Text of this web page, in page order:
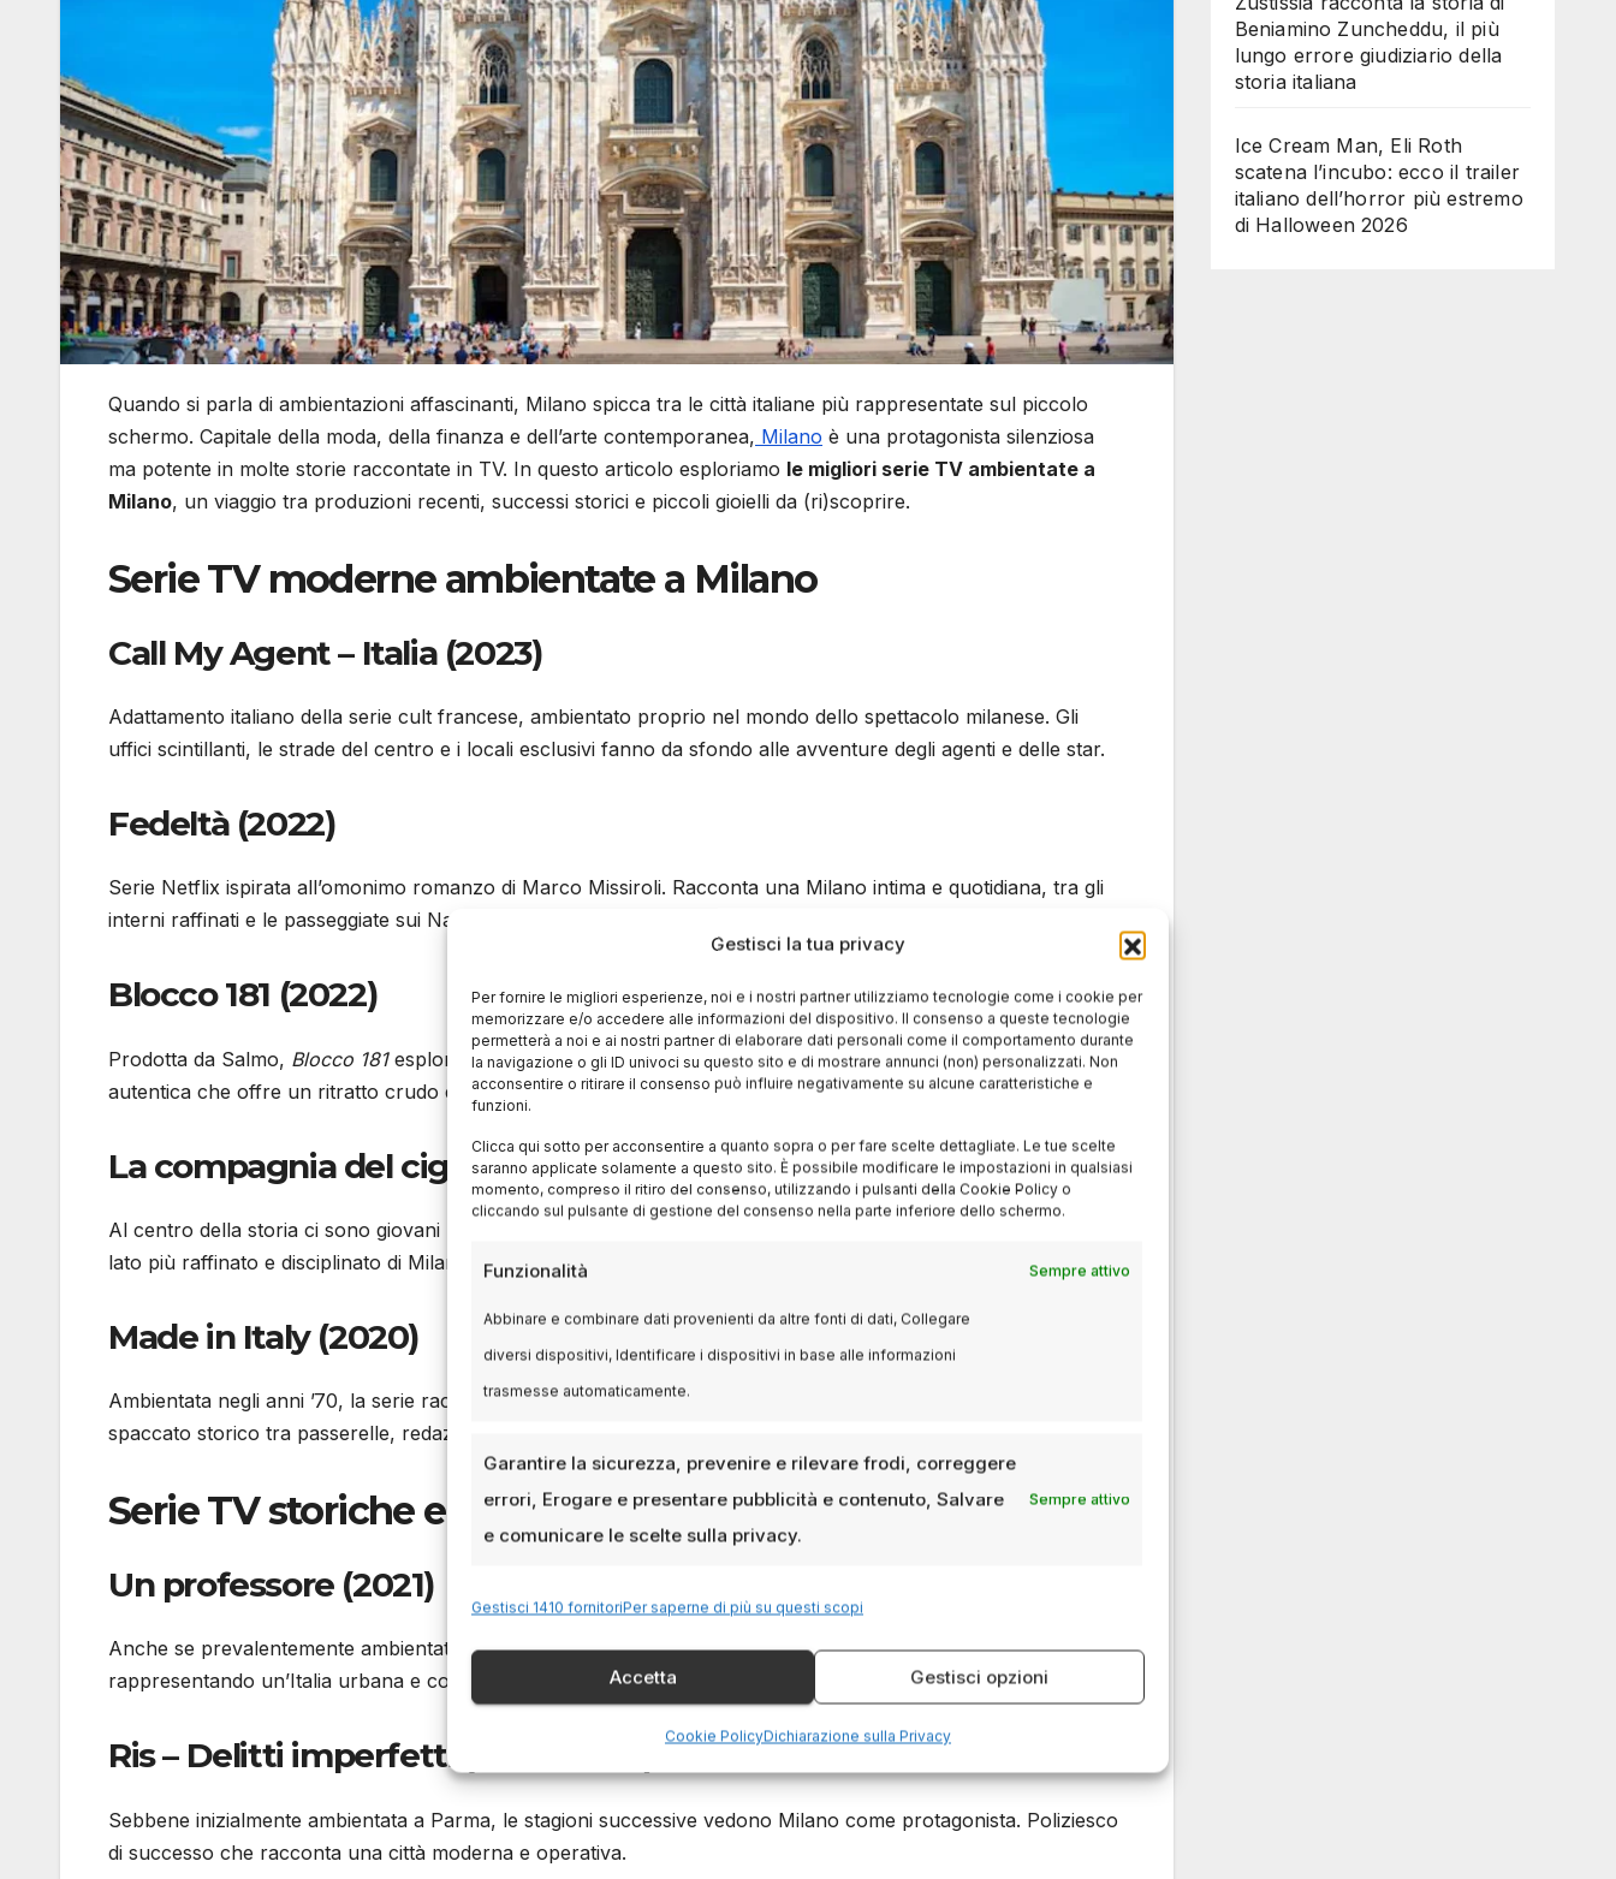
Gestisci la tua privacy
Per fornire le migliori esperienze, noi e i nostri partner utilizziamo tecnologie come i cookie per
memorizzare e/o accedere alle informazioni del dispositivo. Il consenso a queste tecnologie
permetterà a noi e ai nostri partner di elaborare dati personali come il comportamento durante
la navigazione o gli ID univoci su questo sito e di mostrare annunci (non) personalizzati. Non
acconsentire o ritirare il consenso può influire negativamente su alcune caratteristiche e
funzioni.
Clicca qui sotto per acconsentire a quanto sopra o per fare scelte dettagliate. Le tue scelte
saranno applicate solamente a questo sito. È possibile modificare le impostazioni in qualsiasi
momento, compreso il ritiro del consenso, utilizzando i pulsanti della Cookie Policy o
cliccando sul pulsante di gestione del consenso nella parte inferiore dello schermo.
Funzionalità Sempre attivo
Abbinare e combinare dati provenienti da altre fonti di dati, Collegare
diversi dispositivi, Identificare i dispositivi in base alle informazioni
trasmesse automaticamente.
Garantire la sicurezza, prevenire e rilevare frodi, correggere
errori, Erogare e presentare pubblicità e contenuto, Salvare
e comunicare le scelte sulla privacy.
Sempre attivo
Gestisci 1410 fornitoriPer saperne di più su questi scopi
Accetta Gestisci opzioni
Cookie PolicyDichiarazione sulla Privacy
Quando si parla di ambientazioni affascinanti, Milano spicca tra le città italiane più rappresentate sul piccolo
schermo. Capitale della moda, della finanza e dell’arte contemporanea, Milano è una protagonista silenziosa
ma potente in molte storie raccontate in TV. In questo articolo esploriamo le migliori serie TV ambientate a
Milano, un viaggio tra produzioni recenti, successi storici e piccoli gioielli da (ri)scoprire.
Serie TV moderne ambientate a Milano
Call My Agent – Italia (2023)
Adattamento italiano della serie cult francese, ambientato proprio nel mondo dello spettacolo milanese. Gli
uffici scintillanti, le strade del centro e i locali esclusivi fanno da sfondo alle avventure degli agenti e delle star.
Fedeltà (2022)
Serie Netflix ispirata all’omonimo romanzo di Marco Missiroli. Racconta una Milano intima e quotidiana, tra gli
interni raffinati e le passeggiate sui Navigli.
Blocco 181 (2022)
Prodotta da Salmo, Blocco 181esplora la periferia multiculturale di Milano. Una narrazione urbana, potente e
autentica che offre un ritratto crudo della città.
La compagnia del cigno (2019)
Al centro della storia ci sono giovani musicisti del Conservatorio Giuseppe Verdi di Milano. La serie mostra il
lato più raffinato e disciplinato di Milano, fra arte, musica e crescita personale.
Made in Italy (2020)
Ambientata negli anni ’70, la serie racconta l’ascesa di Milano come capitale mondiale della moda. Un perfetto
spaccato storico tra passerelle, redazioni e atelier.
Serie TV storiche e di culto ambientate a Milano
Un professore (2021)
Anche se prevalentemente ambientata a Roma, alcuni episodi ci offrono scorci autentici della vita milanese,
rappresentando un’Italia urbana e contemporanea.
Ris – Delitti imperfetti (2005-2009)
Sebbene inizialmente ambientata a Parma, le stagioni successive vedono Milano come protagonista. Poliziesco
di successo che racconta una città moderna e operativa.
Beniamino Zuncheddu, il più
lungo errore giudiziario della
storia italiana
Ice Cream Man, Eli Roth
scatena l’incubo: ecco il trailer
italiano dell’horror più estremo
di Halloween 2026